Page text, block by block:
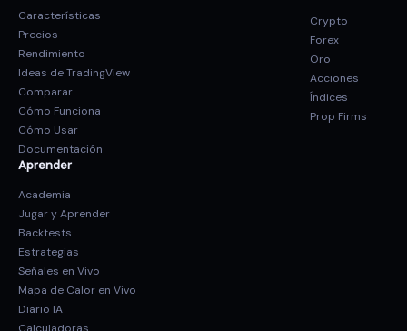
Características
Precios
Rendimiento
Ideas de TradingView
Comparar
Cómo Funciona
Cómo Usar
Documentación
Aprender
Academia
Jugar y Aprender
Backtests
Estrategias
Señales en Vivo
Mapa de Calor en Vivo
Diario IA
Crypto
Forex
Oro
Acciones
Índices
Prop Firms